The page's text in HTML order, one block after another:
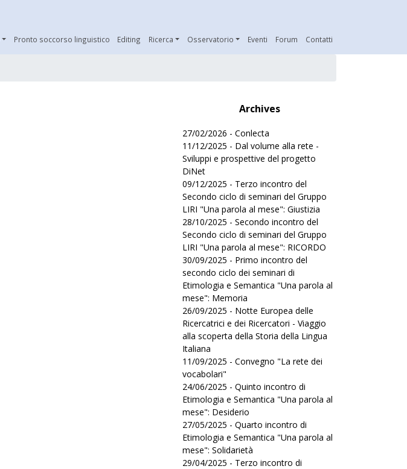
Pronto soccorso linguistico Editing Ricerca Osservatorio Eventi Forum Contatti
Archives
27/02/2026 - Conlecta
11/12/2025 - Dal volume alla rete -
Sviluppi e prospettive del progetto
DiNet
09/12/2025 - Terzo incontro del
Secondo ciclo di seminari del Gruppo
LIRI "Una parola al mese": Giustizia
28/10/2025 - Secondo incontro del
Secondo ciclo di seminari del Gruppo
LIRI "Una parola al mese": RICORDO
30/09/2025 - Primo incontro del
secondo ciclo dei seminari di
Etimologia e Semantica "Una parola al
mese": Memoria
26/09/2025 - Notte Europea delle
Ricercatrici e dei Ricercatori - Viaggio
alla scoperta della Storia della Lingua
Italiana
11/09/2025 - Convegno "La rete dei
vocabolari"
24/06/2025 - Quinto incontro di
Etimologia e Semantica "Una parola al
mese": Desiderio
27/05/2025 - Quarto incontro di
Etimologia e Semantica "Una parola al
mese": Solidarietà
29/04/2025 - Terzo incontro di